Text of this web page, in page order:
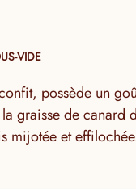
VIDE
possède un
graisse de canard
mijotée et